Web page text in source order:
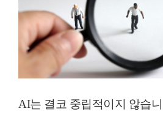
AI는 결코 중립적이지 않습